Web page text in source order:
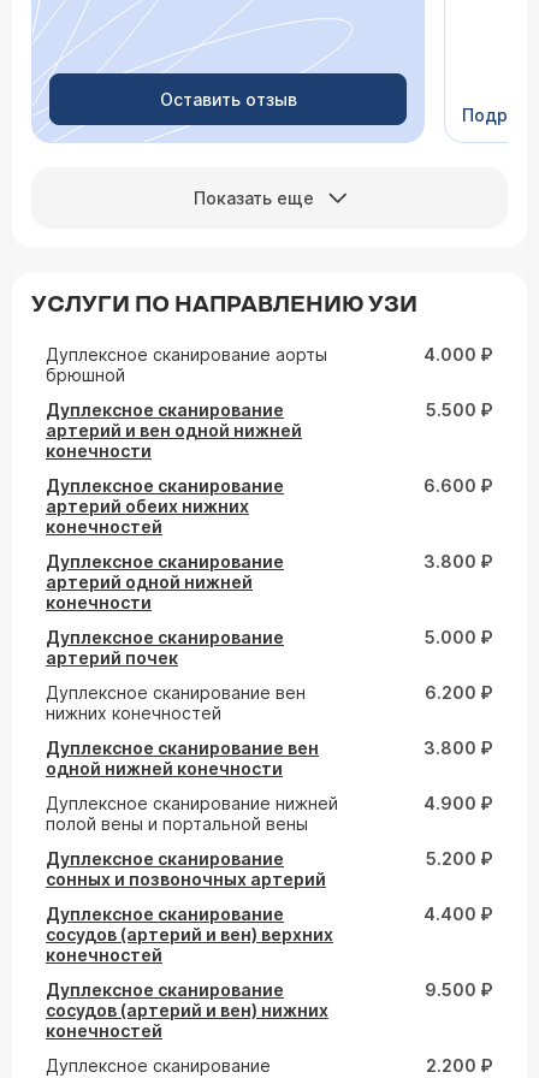
Оставить отзыв
Сейчас
Показать еще
УСЛУГИ ПО НАПРАВЛЕНИЮ УЗИ
Дуплексное сканирование аорты
брюшной
4.000 ₽
Дуплексное сканирование
артерий и вен одной нижней
конечности
5.500 ₽
Дуплексное сканирование
артерий обеих нижних
конечностей
6.600 ₽
Дуплексное сканирование
артерий одной нижней
конечности
3.800 ₽
Дуплексное сканирование
артерий почек
5.000 ₽
Дуплексное сканирование вен
нижних конечностей
6.200 ₽
Дуплексное сканирование вен
одной нижней конечности
3.800 ₽
Дуплексное сканирование нижней
полой вены и портальной вены
4.900 ₽
Дуплексное сканирование
сонных и позвоночных артерий
5.200 ₽
Дуплексное сканирование
сосудов (артерий и вен) верхних
конечностей
4.400 ₽
Дуплексное сканирование
сосудов (артерий и вен) нижних
конечностей
9.500 ₽
Дуплексное сканирование
2.200 ₽